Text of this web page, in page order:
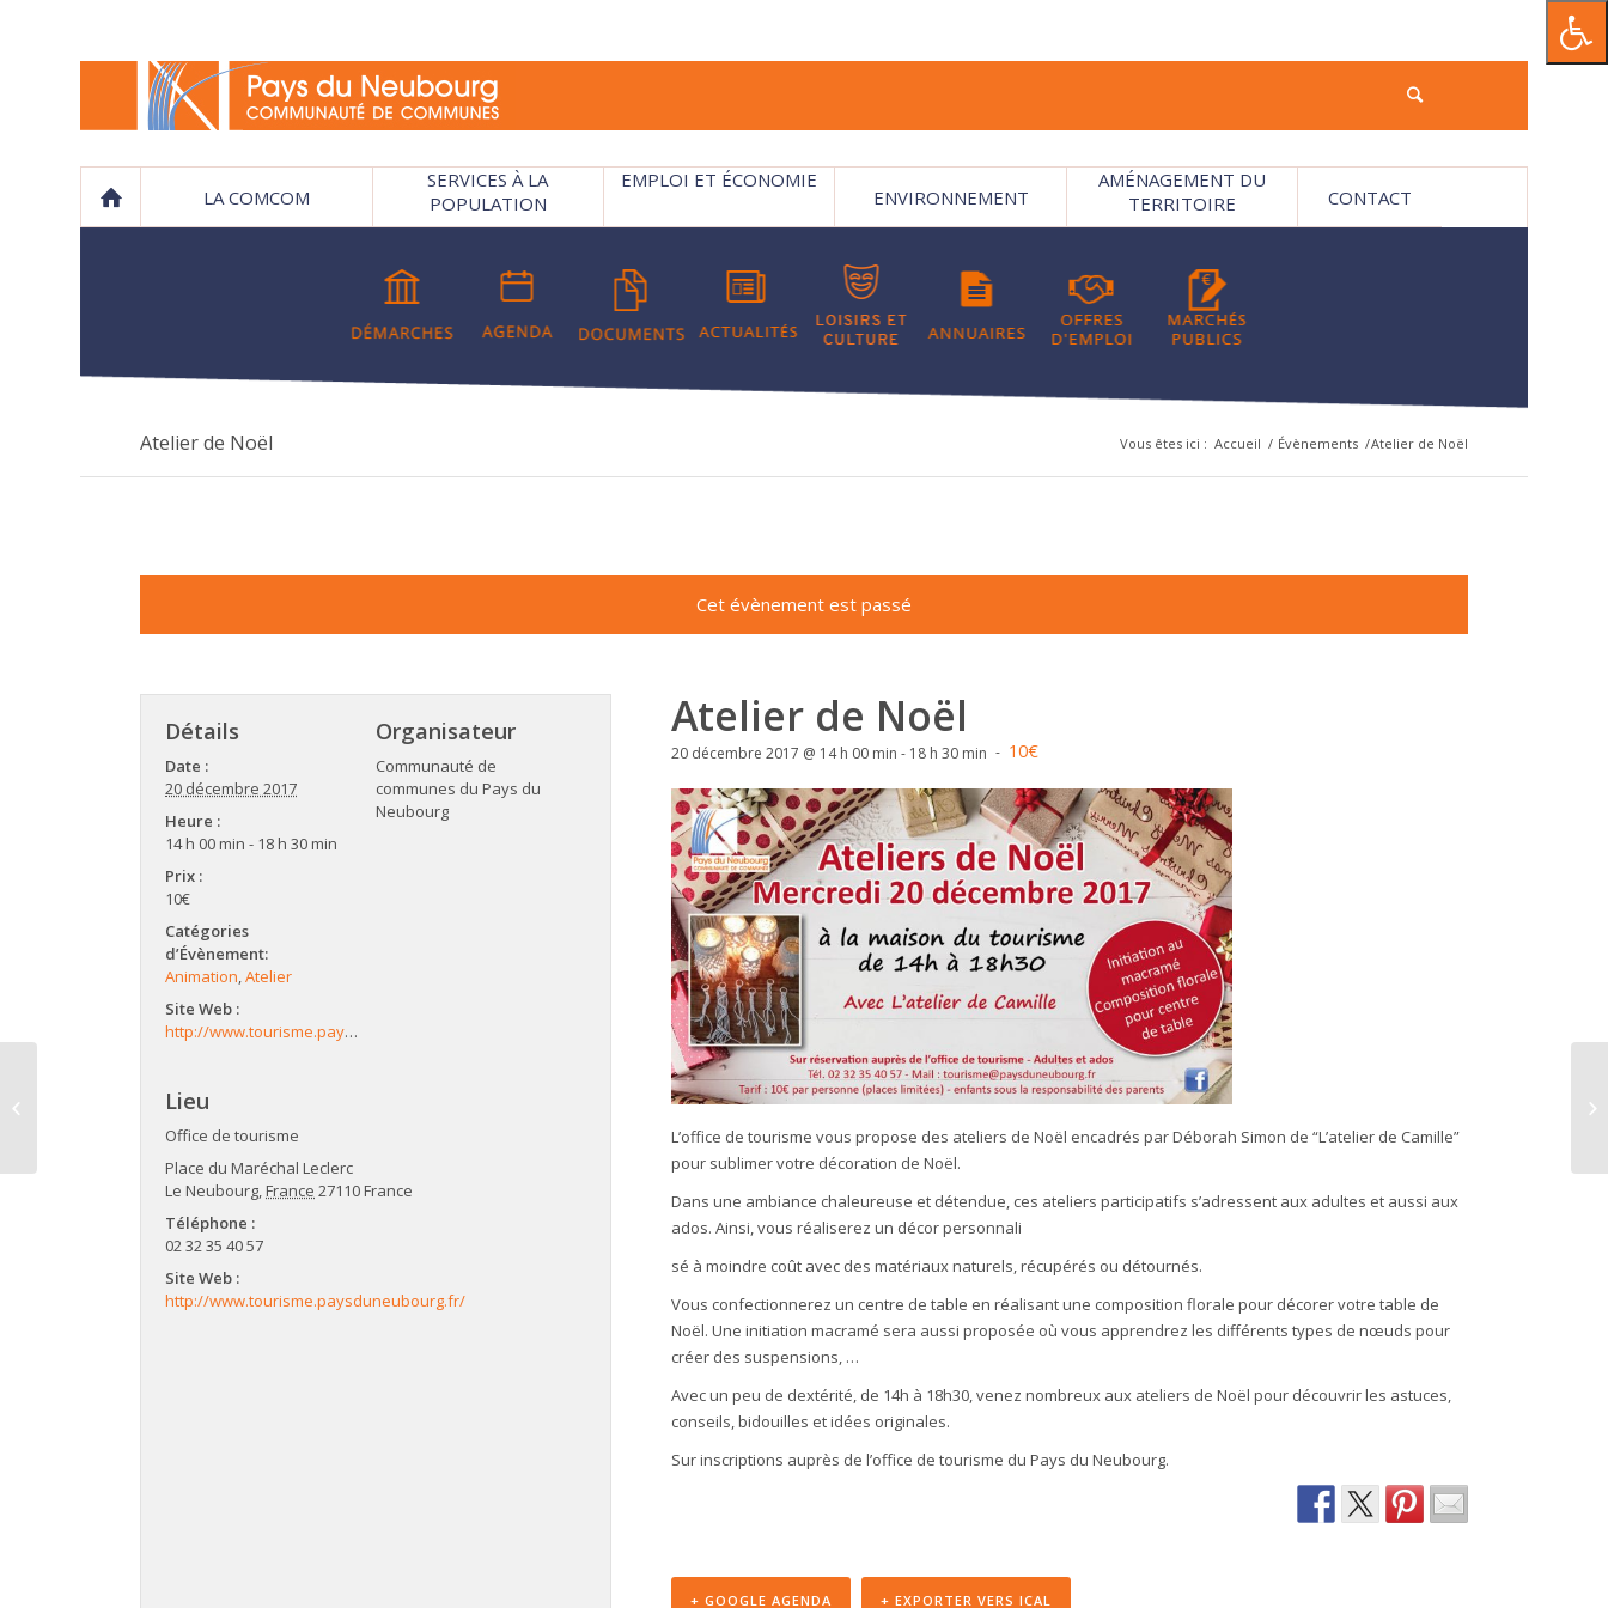
LA COMCOM
SERVICES À LA
POPULATION
EMPLOI ET ÉCONOMIE
ENVIRONNEMENT
AMÉNAGEMENT DU
TERRITOIRE
CONTACT
Atelier de Noël Vous êtes ici : Accueil / Évènements /Atelier de Noël
Cet évènement est passé
Atelier de Noël
20 décembre 2017 @ 14 h 00 min - 18 h 30 min - 10€
L’office de tourisme vous propose des ateliers de Noël encadrés par Déborah Simon de “L’atelier de Camille”
pour sublimer votre décoration de Noël.
Dans une ambiance chaleureuse et détendue, ces ateliers participatifs s’adressent aux adultes et aussi aux
ados. Ainsi, vous réaliserez un décor personnali
sé à moindre coût avec des matériaux naturels, récupérés ou détournés.
Vous confectionnerez un centre de table en réalisant une composition florale pour décorer votre table de
Noël. Une initiation macramé sera aussi proposée où vous apprendrez les différents types de nœuds pour
créer des suspensions, …
Avec un peu de dextérité, de 14h à 18h30, venez nombreux aux ateliers de Noël pour découvrir les astuces,
conseils, bidouilles et idées originales.
Sur inscriptions auprès de l’office de tourisme du Pays du Neubourg.
+ GOOGLE AGENDA + EXPORTER VERS ICAL
Détails
Date :
20 décembre 2017
Heure :
14 h 00 min - 18 h 30 min
Prix :
10€
Catégories
d’Évènement:
Animation,Atelier
Site Web :
http://www.tourisme.paysduneubourg.fr/Ateliers-de-Noel-au-Neubourg-1006.html
Organisateur
Communauté de
communes du Pays du
Neubourg
Lieu
Office de tourisme
Place du Maréchal Leclerc
Le Neubourg,France 27110France
Téléphone :
02 32 35 40 57
Site Web :
http://www.tourisme.paysduneubourg.fr/